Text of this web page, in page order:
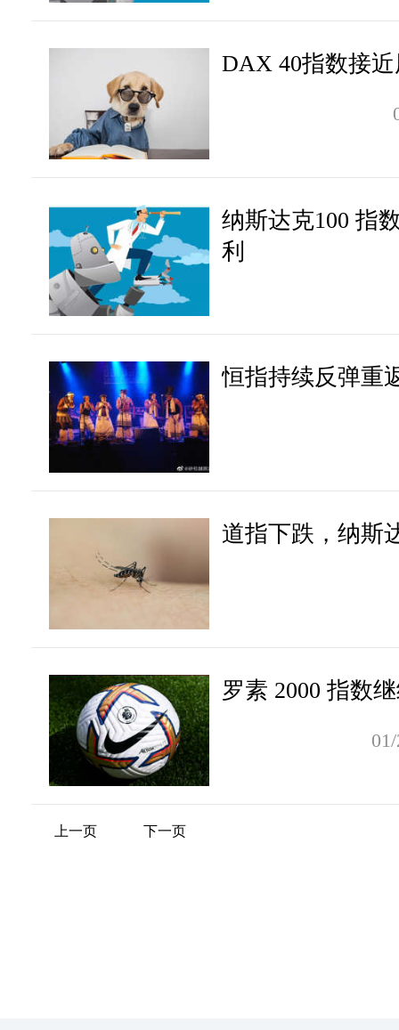
DAX 40指数接
纳斯达克100 指
利
恒指持续反弹重
道指下跌，纳斯
罗素 2000 指数
上一页 下一页